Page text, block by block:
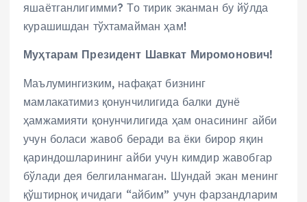
яшаётганлигимми? То тирик эканман бу йўлда
курашишдан тўхтамайман ҳам!
Муҳтарам Президент Шавкат Миромонович!
Маълумингизким, нафақат бизнинг
мамлакатимиз қонунчилигида балки дунё
ҳамжамияти қонунчилигида ҳам онасининг айби
учун боласи жавоб беради ва ёки бирор яқин
қариндошларининг айби учун кимдир жавобгар
бўлади дея белгиланмаган. Шундай экан менинг
қўштирноқ ичидаги “айбим” учун фарзандларим